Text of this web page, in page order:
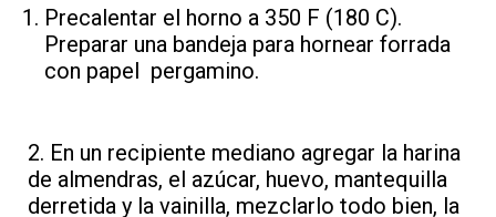
Precalentar el horno a 350 F (180 C).
Preparar una bandeja para hornear forrada
con papel pergamino.
2. En un recipiente mediano agregar la harina
de almendras, el azúcar, huevo, mantequilla
derretida y la vainilla, mezclarlo todo bien, la